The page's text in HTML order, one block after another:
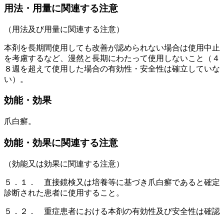
用法・用量に関連する注意
（用法及び用量に関連する注意）
本剤を長期間使用しても改善が認められない場合は使用中止
を考慮するなど、漫然と長期にわたって使用しないこと（４
８週を超えて使用した場合の有効性・安全性は確立していな
い）。
効能・効果
爪白癬。
効能・効果に関連する注意
（効能又は効果に関連する注意）
５．１． 直接鏡検又は培養等に基づき爪白癬であると確定
診断された患者に使用すること。
５．２． 重症患者における本剤の有効性及び安全性は確認